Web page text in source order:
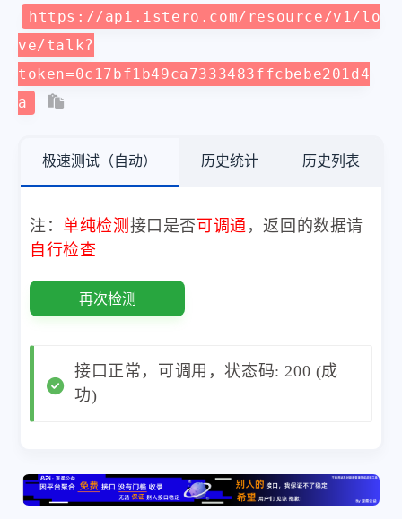
https://api.istero.com/resource/v1/lo
ve/talk?
token=0c17bf1b49ca7333483ffcbebe201d4
a
极速测试（自动） 历史统计 历史列表
注： 单纯检测 接口是否 可调通 ，返回的数据请
自行检查
再次检测
接口正常，可调用，状态码: 200 (成
功)